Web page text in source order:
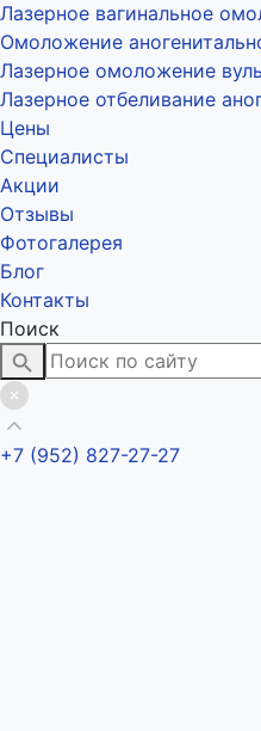
Лазерное вагинальное
Омоложение
Лазерное омоложение
Лазерное отбеливание
Цены
Специалисты
Акции
Отзывы
Фотогалерея
Блог
Контакты
Поиск
+7 (952) 827-27-27